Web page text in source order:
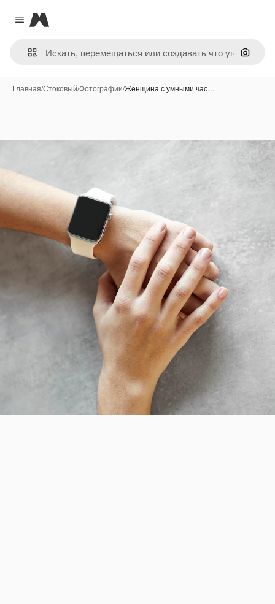
Close menu
Magnific
Поиск
Главная/Стоковый/Фотографии/Женщина с умными час…